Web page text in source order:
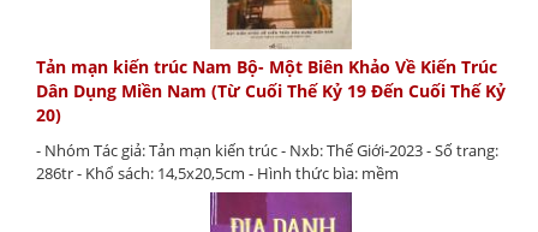
Tản mạn kiến trúc Nam Bộ- Một Biên Khảo Về Kiến Trúc
Dân Dụng Miền Nam (Từ Cuối Thế Kỷ 19 Đến Cuối Thế Kỷ
20)
- Nhóm Tác giả: Tản mạn kiến trúc - Nxb: Thế Giới-2023 - Số trang:
286tr - Khổ sách: 14,5x20,5cm - Hình thức bìa: mềm